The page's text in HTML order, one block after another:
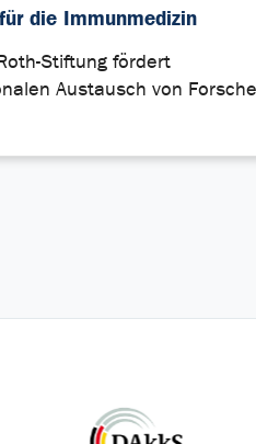
die Immunmedizin
Stiftung fördert
Austausch von